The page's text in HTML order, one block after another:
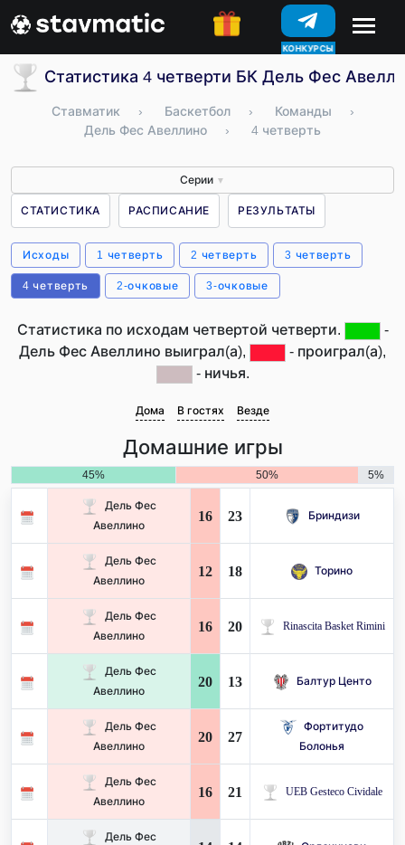
КОНКУРСЫ
Статистика 4 четверти БК Дель Фес
Ставматик › Баскетбол › Команды
›
Дель Фес Авеллино
› 4 четверть
Серии ▼
СТАТИСТИКА РАСПИСАНИЕ РЕЗУЛЬТАТЫ
Исходы 1 четверть 2 четверть 3 четверть
4 четверть 2-очковые 3-очковые
Статистика по исходам четвертой четверти.
-
Дель Фес Авеллино выиграл(а),
- проиграл(а),
- ничья.
Дома В гостях Везде
Домашние игры
45% 50% 5%
Дель Фес
Авеллино
16 23 Бриндизи
Дель Фес
Авеллино
12 18 Торино
Дель Фес
Авеллино
16 20 Rinascita Basket Rimini
Дель Фес
Авеллино
20 13 Балтур Центо
Дель Фес
Авеллино
20 27
Фортитудо
Болонья
Дель Фес
Авеллино
16 21 UEB Gesteco Cividale
Дель Фес